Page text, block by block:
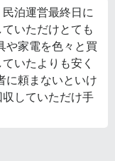
泊運営最終日に
いただけとても
や家電を色々と買
いたよりも安く
に頼まないといけ
していただけ手